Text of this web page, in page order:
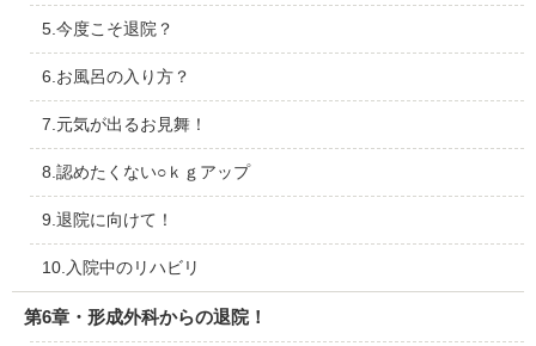
5.今度こそ退院？
6.お風呂の入り方？
7.元気が出るお見舞！
8.認めたくない○ｋｇアップ
9.退院に向けて！
10.入院中のリハビリ
第6章・形成外科からの退院！